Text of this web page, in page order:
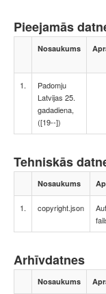
Pieejamās
Nosaukums
1.
Padomju
Latvijas 25.
gadadiena,
([19--])
Tehniskās
Nosaukums
1. copyright.json
Arhīvdatnes
Nosaukums